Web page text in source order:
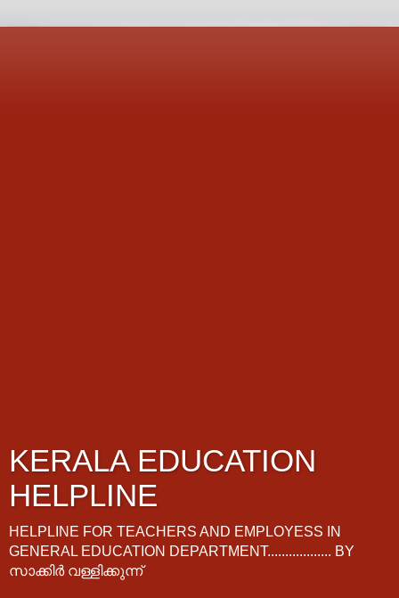
KERALA EDUCATION
HELPLINE
HELPLINE FOR TEACHERS AND EMPLOYESS IN
GENERAL EDUCATION DEPARTMENT.................. BY
സാക്കിർ വള്ളിക്കുന്ന്